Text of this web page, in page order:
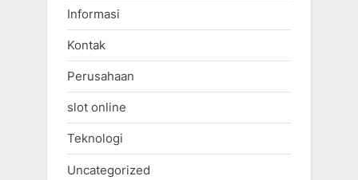
Informasi
Kontak
Perusahaan
slot online
Teknologi
Uncategorized